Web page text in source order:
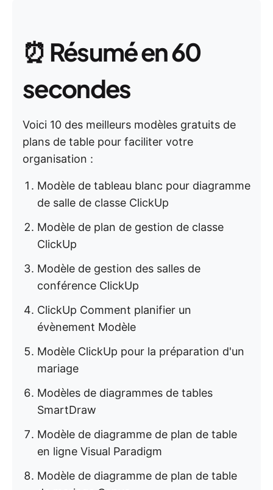
⏰ Résumé en 60
secondes
Voici 10 des meilleurs modèles gratuits de
plans de table pour faciliter votre
organisation :
Modèle de tableau blanc pour diagramme
de salle de classe ClickUp
Modèle de plan de gestion de classe
ClickUp
Modèle de gestion des salles de
conférence ClickUp
ClickUp Comment planifier un
évènement Modèle
Modèle ClickUp pour la préparation d'un
mariage
Modèles de diagrammes de tables
SmartDraw
Modèle de diagramme de plan de table
en ligne Visual Paradigm
Modèle de diagramme de plan de table